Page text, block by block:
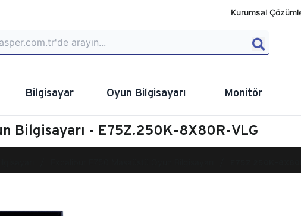
Kurumsal
Bilgisayar Oyun Bilgisayarı Monitör
Bilgisayarı - E75Z.250K-8X80R-VLG